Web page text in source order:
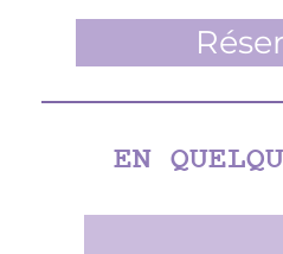
EN